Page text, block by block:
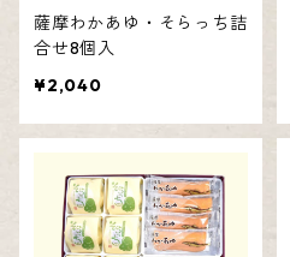
薩摩わかあゆ・そらっち詰
合せ8個入
¥2,040